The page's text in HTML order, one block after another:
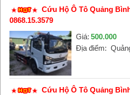
Cứu Hộ Ô Tô Quảng
0868.15.3579
Giá: 500.000
Địa điểm:
Cứu Hộ Ô Tô Quảng